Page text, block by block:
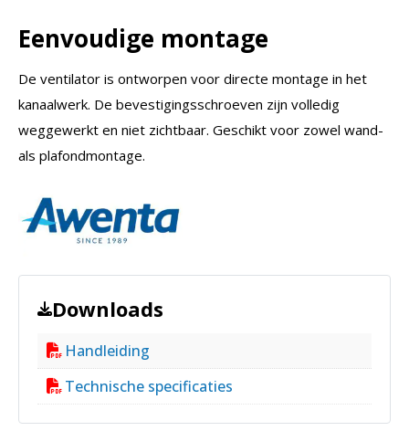
Eenvoudige montage
De ventilator is ontworpen voor directe montage in het
kanaalwerk. De bevestigingsschroeven zijn volledig
weggewerkt en niet zichtbaar. Geschikt voor zowel wand-
als plafondmontage.
Downloads
Handleiding
Technische specificaties